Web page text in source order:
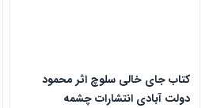
کتاب جای خالی سلوچ اثر محمود
دولت آبادی انتشارات چشمه